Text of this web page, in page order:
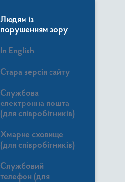
Людям із
порушенням зору
In English
Стара версія сайту
Службова
електронна пошта
(для співробітників)
Хмарне сховище
(для співробітників)
Службовий
телефон (для